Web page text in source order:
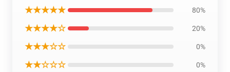
★★★★★ 80%
★★★★☆ 20%
★★★☆☆ 0%
★★☆☆☆ 0%